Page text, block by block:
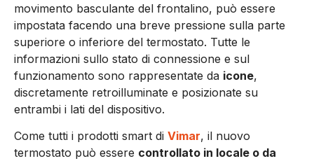
movimento basculante del frontalino, può essere
impostata facendo una breve pressione sulla parte
superiore o inferiore del termostato. Tutte le
informazioni sullo stato di connessione e sul
funzionamento sono rappresentate da icone,
discretamente retroilluminate e posizionate su
entrambi i lati del dispositivo.
Come tutti i prodotti smart di Vimar, il nuovo
termostato può essere controllato in locale o da